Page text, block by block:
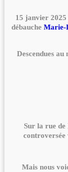
15 janvier
débaucheMarie-
Descendues
Sur la rue de
controversée
Mais nous